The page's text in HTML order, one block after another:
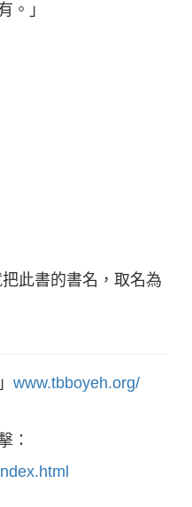
。」
此書的書名，取名為
www.tbboyeh.org/
：